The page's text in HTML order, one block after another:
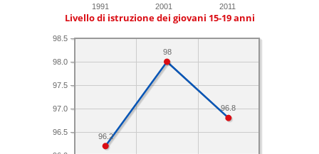
1991 2001 2011
Livello di istruzione dei giovani 15-19 anni
96.5
97.0
97.5
98.0
98.5
96.8
98
96.2